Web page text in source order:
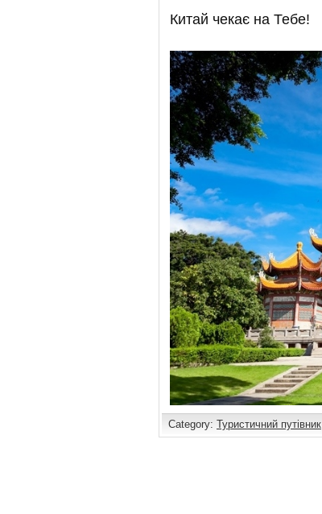
Китай чекає на Тебе!
Category: Туристичний путівник